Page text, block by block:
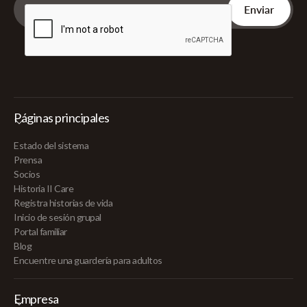
Páginas principales
Estado del sistema
Prensa
Socios
Historia II Care
Registra historias de vida
Inicio de sesión grupal
Portal familiar
Blog
Encuentre una guardería para adultos
Empresa